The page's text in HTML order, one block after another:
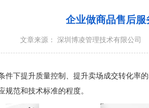
企业做商品售后
文章来源： 深圳博凌管理技术有限公司
件下提升质量控制、提升卖场成交转化率
范和技术标准的程度。